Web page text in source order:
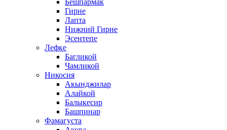
Бешпармак
Гирне
Лапта
Нижний Гирне
Эсентепе
Лефке
Багликой
Чамликой
Никосия
Акынджилар
Алайкой
Балыкесир
Башпинар
Фамагуста